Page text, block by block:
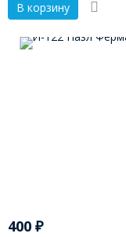
В корзину
400 ₽